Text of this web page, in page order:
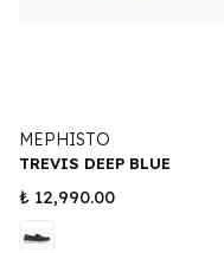
MEPHISTO
TREVIS DEEP BLUE
₺ 12,990.00